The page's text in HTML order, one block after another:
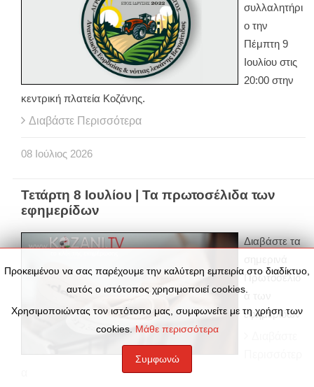
συλλαλητήρι
ο την
Πέμπτη 9
Ιουλίου στις
20:00 στην
κεντρική πλατεία Κοζάνης.
Διαβάστε Περισσότερα
08 Ιούλιος 2026
Τετάρτη 8 Ιουλίου | Τα πρωτοσέλιδα των
εφημερίδων
Διαβάστε τα
Πρωτοσέλιδ
α των
εφημερίδων
Προκειμένου να σας παρέχουμε την καλύτερη εμπειρία στο διαδίκτυο,
αυτός ο ιστότοπος χρησιμοποιεί cookies.
Χρησιμοποιώντας τον ιστότοπο μας, συμφωνείτε με τη χρήση των
cookies. Μάθε περισσότερα
Συμφωνώ